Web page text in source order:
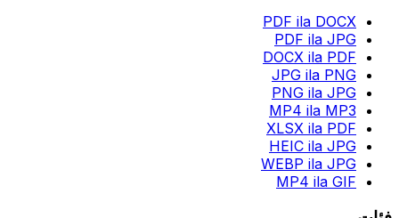
PDF ila DOCX
PDF ila JPG
DOCX ila PDF
JPG ila PNG
PNG ila JPG
MP4 ila MP3
XLSX ila PDF
HEIC ila JPG
WEBP ila JPG
MP4 ila GIF